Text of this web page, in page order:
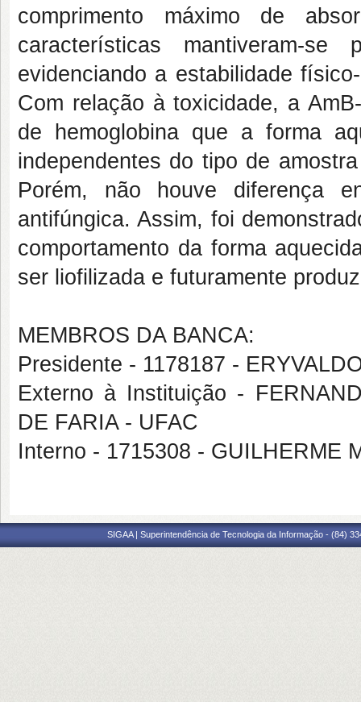
comprimento máximo de
características mantiveram-
evidenciando a estabilidade
Com relação à toxicidade, a
de hemoglobina que a forma
independentes do tipo de
Porém, não houve diferença
antifúngica. Assim, foi
comportamento da forma
ser liofilizada e futuramente
MEMBROS DA BANCA:
Presidente - 1178187 -
Externo à Instituição -
DE FARIA - UFAC
Interno - 1715308 - GUILHERME
SIGAA | Superintendência de Tecnologia da Informação - (84)